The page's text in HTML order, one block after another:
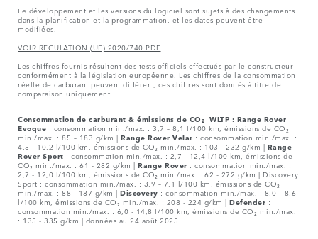
Le développement et les versions du logiciel sont sujets à des changements
dans la planification et la programmation, et les dates peuvent être
modifiées.
VOIR REGULATION (UE) 2020/740 PDF
Les chiffres fournis résultent des tests officiels effectués par le constructeur
conformément à la législation européenne. Les chiffres de la consommation
réelle de carburant peuvent différer ; ces chiffres sont donnés à titre de
comparaison uniquement.
Consommation de carburant & émissions de CO₂ WLTP : Range Rover
Evoque : consommation min./max. : 3,7 – 8,1 l/100 km, émissions de CO₂
min./max. : 85 – 183 g/km | Range Rover Velar : consommation min./max. :
4,5 - 10,2 l/100 km, émissions de CO₂ min./max. : 103 - 232 g/km | Range
Rover Sport : consommation min./max. : 2,7 - 12,4 l/100 km, émissions de
CO₂ min./max. : 61 - 282 g/km | Range Rover : consommation min./max. :
2,7 - 12,0 l/100 km, émissions de CO₂ min./max. : 62 - 272 g/km | Discovery
Sport : consommation min./max. : 3,9 – 7,1 l/100 km, émissions de CO₂
min./max. : 88 - 187 g/km | Discovery : consommation min./max. : 8,0 – 8,6
l/100 km, émissions de CO₂ min./max. : 208 - 224 g/km | Defender :
consommation min./max. : 6,0 - 14,8 l/100 km, émissions de CO₂ min./max.
: 135 - 335 g/km | données au 24 août 2025